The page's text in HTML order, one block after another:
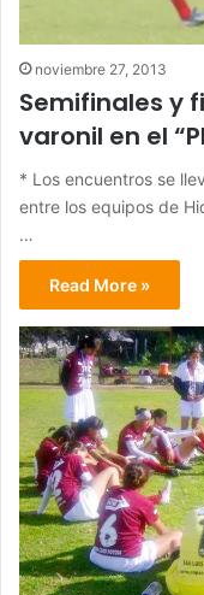
noviembre 27, 2013
Semifinales y
varonil en el
* Los encuentros se
entre los equipos de
…
Read More »